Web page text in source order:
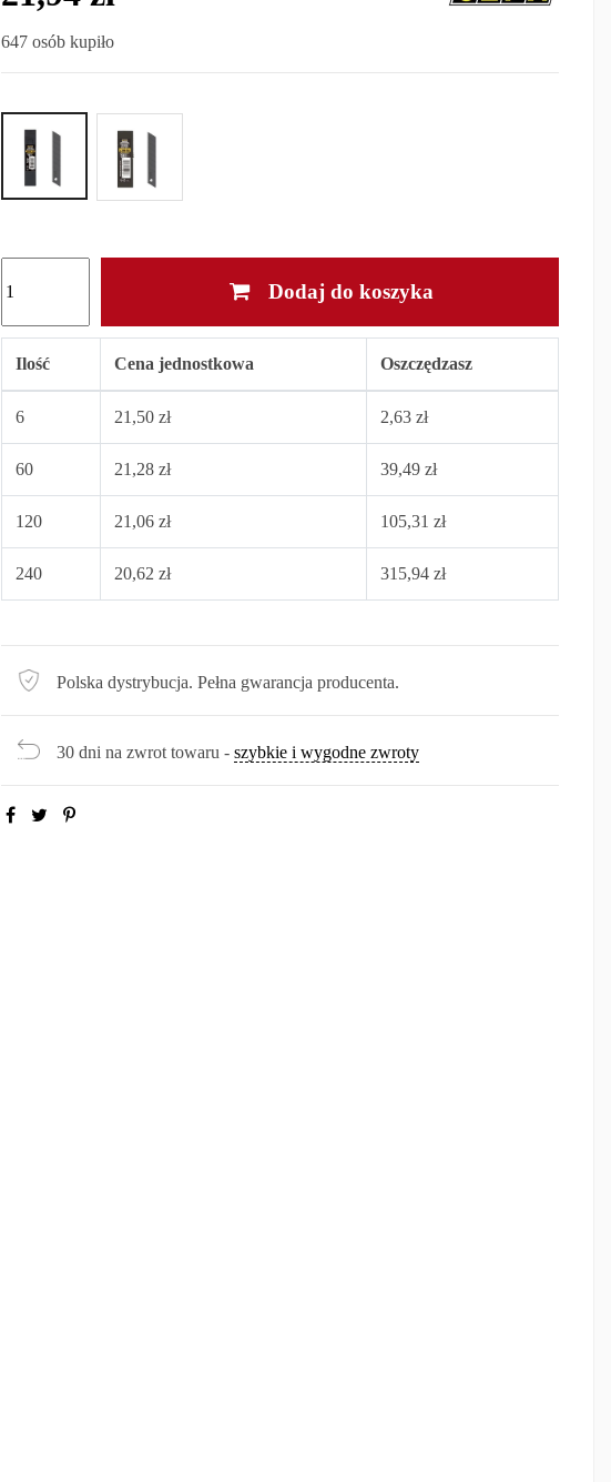
647 osób kupiło
Dodaj do koszyka
Ilość Cena jednostkowa Oszczędzasz
6 21,50 zł 2,63 zł
60 21,28 zł 39,49 zł
120 21,06 zł 105,31 zł
240 20,62 zł 315,94 zł
Polska dystrybucja. Pełna gwarancja producenta.
30 dni na zwrot towaru - szybkie i wygodne zwroty